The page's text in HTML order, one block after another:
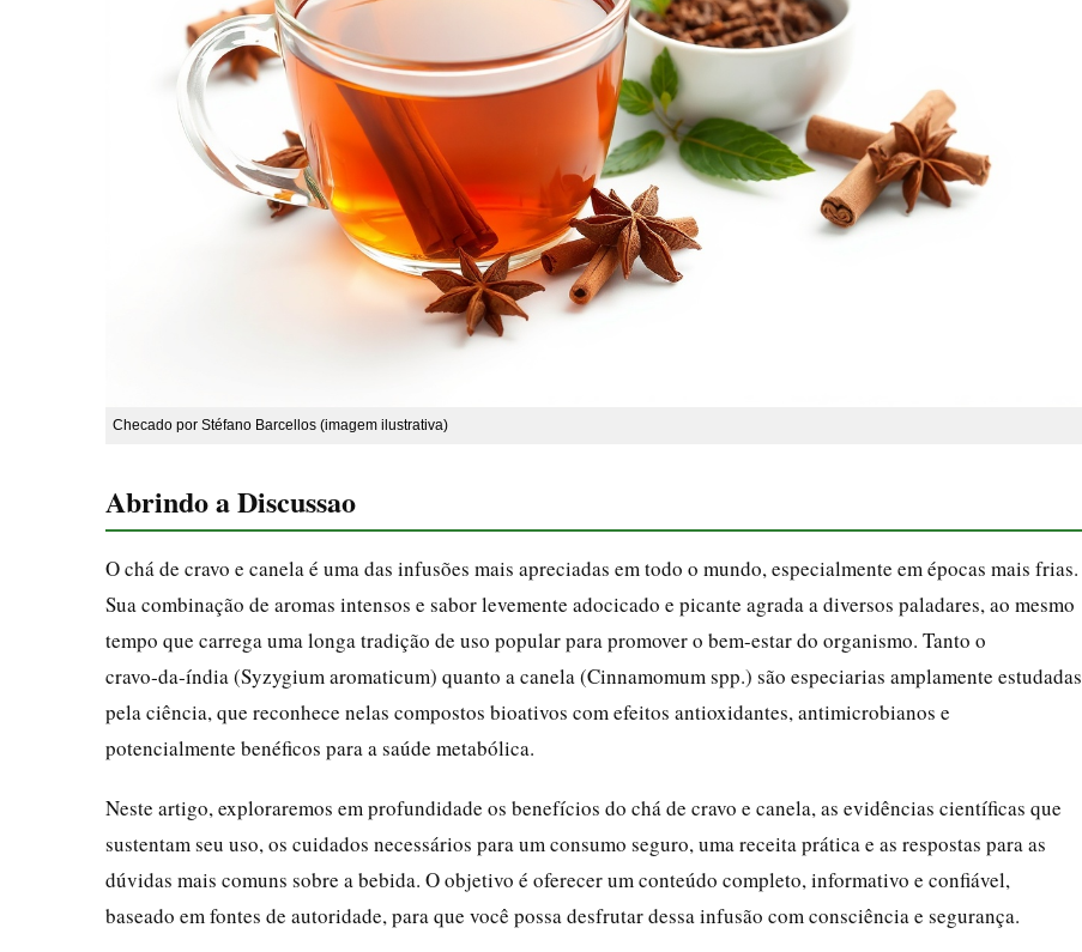
Checado por Stéfano Barcellos (imagem ilustrativa)
Abrindo a Discussao
O chá de cravo e canela é uma das infusões mais apreciadas em todo o mundo, especialmente em épocas mais frias.
Sua combinação de aromas intensos e sabor levemente adocicado e picante agrada a diversos paladares, ao mesmo
tempo que carrega uma longa tradição de uso popular para promover o bem-estar do organismo. Tanto o
cravo‑da‑índia (Syzygium aromaticum) quanto a canela (Cinnamomum spp.) são especiarias amplamente estudadas
pela ciência, que reconhece nelas compostos bioativos com efeitos antioxidantes, antimicrobianos e
potencialmente benéficos para a saúde metabólica.
Neste artigo, exploraremos em profundidade os benefícios do chá de cravo e canela, as evidências científicas que
sustentam seu uso, os cuidados necessários para um consumo seguro, uma receita prática e as respostas para as
dúvidas mais comuns sobre a bebida. O objetivo é oferecer um conteúdo completo, informativo e confiável,
baseado em fontes de autoridade, para que você possa desfrutar dessa infusão com consciência e segurança.